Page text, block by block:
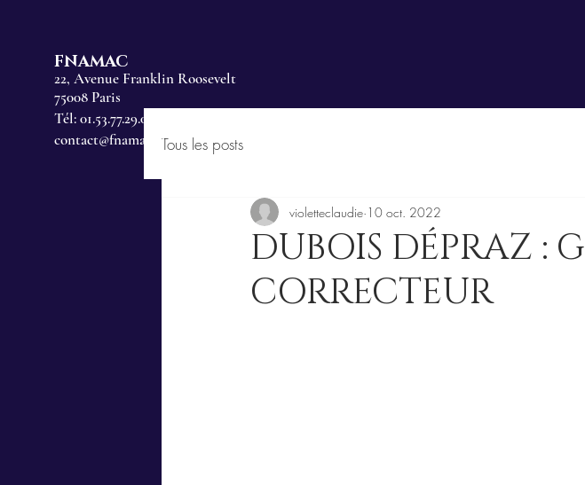
FNAMAC
22, Avenue Franklin Roosevelt
75008 Paris
Tél: 01.53.77.29.00
contact@fnamac.frTous les posts
DUBOIS DÉPRAZ :
CORRECTEUR
violetteclaudie 10 oct. 2022